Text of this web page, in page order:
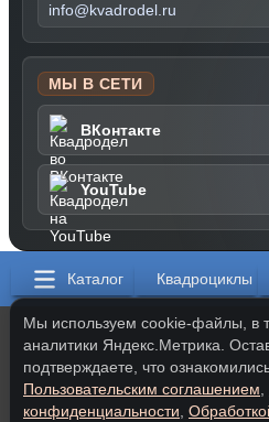
Каталог Квадроциклы
info@kvadrodel.ru
МЫ В СЕТИ
ВКонтакте
YouTube
Мы используем cookie-файлы, в
аналитики Яндекс.Метрика.
подтверждаете, что
Пользовательским соглашением
конфиденциальности